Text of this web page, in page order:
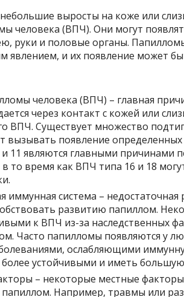
выросты на коже или
человека (ВПЧ). Они могут
руки и половые органы.
явлением, и их появление может
человека (ВПЧ) – главная
через контакт с кожей или
ВПЧ. Существует множество
вызывать появление
11 являются главными причинами
то время как ВПЧ типа 16 и 18
иммунная система –
развитию папиллом.
к ВПЧ из-за наследственных
Часто папилломы появляются у
ослабляющими
устойчивыми и иметь
– некоторые местные факторы
Например, травмы или